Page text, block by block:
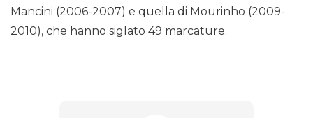
Mancini (2006-2007) e quella di Mourinho (2009-
2010), che hanno siglato 49 marcature.